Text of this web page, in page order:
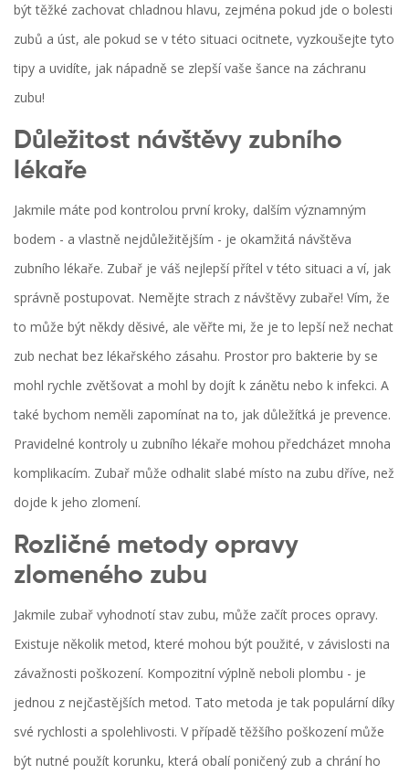
být těžké zachovat chladnou hlavu, zejména pokud jde o bolesti
zubů a úst, ale pokud se v této situaci ocitnete, vyzkoušejte tyto
tipy a uvidíte, jak nápadně se zlepší vaše šance na záchranu
zubu!
Důležitost návštěvy zubního
lékaře
Jakmile máte pod kontrolou první kroky, dalším významným
bodem - a vlastně nejdůležitějším - je okamžitá návštěva
zubního lékaře. Zubař je váš nejlepší přítel v této situaci a ví, jak
správně postupovat. Nemějte strach z návštěvy zubaře! Vím, že
to může být někdy děsivé, ale věřte mi, že je to lepší než nechat
zub nechat bez lékařského zásahu. Prostor pro bakterie by se
mohl rychle zvětšovat a mohl by dojít k zánětu nebo k infekci. A
také bychom neměli zapomínat na to, jak důležítká je prevence.
Pravidelné kontroly u zubního lékaře mohou předcházet mnoha
komplikacím. Zubař může odhalit slabé místo na zubu dříve, než
dojde k jeho zlomení.
Rozličné metody opravy
zlomeného zubu
Jakmile zubař vyhodnotí stav zubu, může začít proces opravy.
Existuje několik metod, které mohou být použité, v závislosti na
závažnosti poškození. Kompozitní výplně neboli plombu - je
jednou z nejčastějších metod. Tato metoda je tak populární díky
své rychlosti a spolehlivosti. V případě těžšího poškození může
být nutné použít korunku, která obalí poničený zub a chrání ho